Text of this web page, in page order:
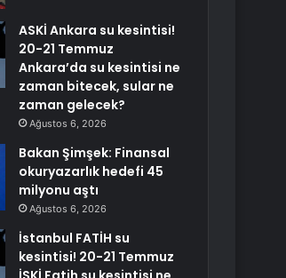
ASKİ Ankara su kesintisi!
20-21 Temmuz
Ankara’da su kesintisi ne
zaman bitecek, sular ne
zaman gelecek?
Ağustos 6, 2026
Bakan Şimşek: Finansal
okuryazarlık hedefi 45
milyonu aştı
Ağustos 6, 2026
İstanbul FATİH su
kesintisi! 20-21 Temmuz